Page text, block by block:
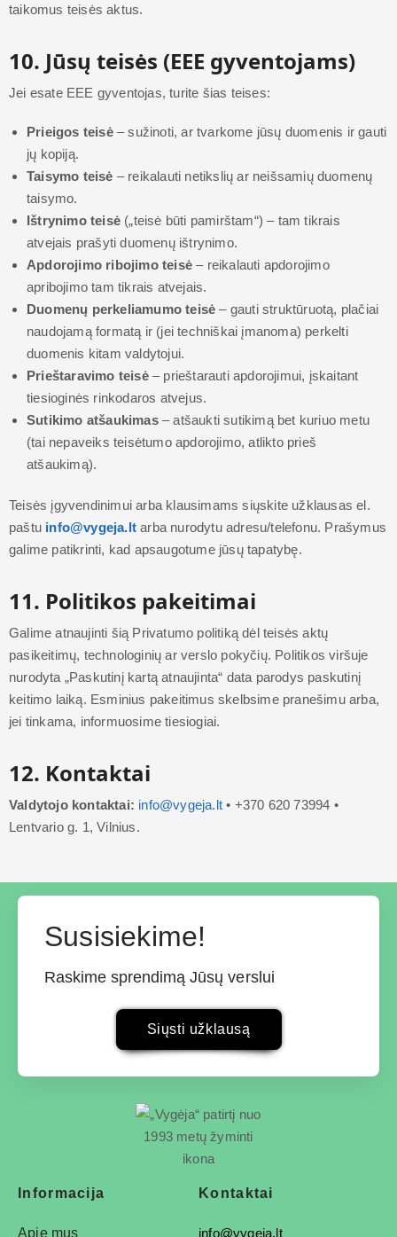
taikomus teisės aktus.
10. Jūsų teisės (EEE gyventojams)
Jei esate EEE gyventojas, turite šias teises:
Prieigos teisė– sužinoti, ar tvarkome jūsų duomenis ir gauti
jų kopiją.
Taisymo teisė – reikalauti netikslių ar neišsamių duomenų
taisymo.
Ištrynimo teisė („teisė būti pamirštam“) – tam tikrais
atvejais prašyti duomenų ištrynimo.
Apdorojimo ribojimo teisė – reikalauti apdorojimo
apribojimo tam tikrais atvejais.
Duomenų perkeliamumo teisė – gauti struktūruotą, plačiai
naudojamą formatą ir (jei techniškai įmanoma) perkelti
duomenis kitam valdytojui.
Prieštaravimo teisė– prieštarauti apdorojimui, įskaitant
tiesioginės rinkodaros atvejus.
Sutikimo atšaukimas– atšaukti sutikimą bet kuriuo metu
(tai nepaveiks teisėtumo apdorojimo, atlikto prieš
atšaukimą).
Teisės įgyvendinimui arba klausimams siųskite užklausas el.
paštu info@vygeja.lt arba nurodytu adresu/telefonu. Prašymus
galime patikrinti, kad apsaugotume jūsų tapatybę.
11. Politikos pakeitimai
Galime atnaujinti šią Privatumo politiką dėl teisės aktų
pasikeitimų, technologinių ar verslo pokyčių. Politikos viršuje
nurodyta „Paskutinį kartą atnaujinta“ data parodys paskutinį
keitimo laiką. Esminius pakeitimus skelbsime pranešimu arba,
jei tinkama, informuosime tiesiogiai.
12. Kontaktai
Valdytojo kontaktai: info@vygeja.lt • +370 620 73994 •
Lentvario g. 1, Vilnius.
Susisiekime!
Raskime sprendimą Jūsų verslui
Siųsti užklausą
Informacija
Apie mus
Kontaktai
info@vygeja.lt